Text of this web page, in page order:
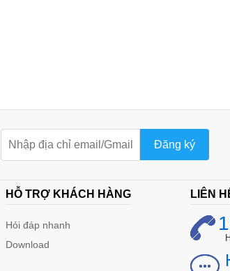
Đăng ký
HỖ TRỢ KHÁCH HÀNG
Hỏi đáp nhanh
Download
LIÊN